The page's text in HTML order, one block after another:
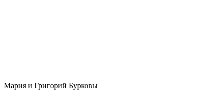
Мария и Григорий Бурковы